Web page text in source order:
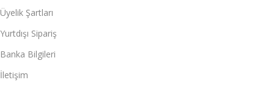
Üyelik Şartları
Yurtdışı Sipariş
Banka Bilgileri
İletişim